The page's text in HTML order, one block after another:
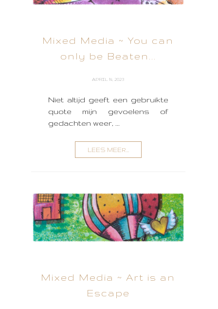
Mixed Media ~ You can
only be Beaten...
APRIL 14, 2023
Niet altijd geeft een gebruikte
quote mijn gevoelens of
gedachten weer, ...
LEES MEER...
Mixed Media ~ Art is an
Escape